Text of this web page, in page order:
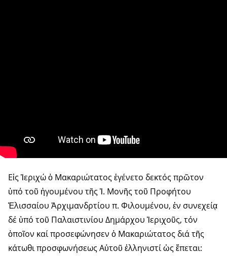
Εἰς Ἱεριχώ ὁ Μακαριώτατος ἐγένετο δεκτός πρῶτον
ὑπό τοῦ ἡγουμένου τῆς Ἱ. Μονῆς τοῦ Προφήτου
Ἐλισσαίου Ἀρχιμανδρτίου π. Φιλουμένου, ἐν συνεχείᾳ
δέ ὑπό τοῦ Παλαιστινίου Δημάρχου Ἱεριχοῦς, τόν
ὁποῖον καί προσεφώνησεν ὁ Μακαριώτατος διά τῆς
κάτωθι προσφωνήσεως Αὐτοῦ ἑλληνιστί ὡς ἕπεται: